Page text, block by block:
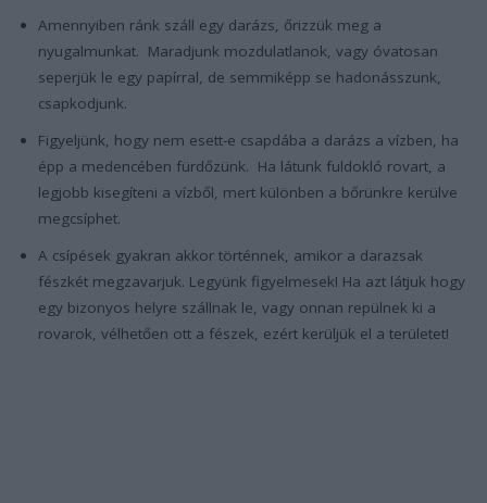
Amennyiben ránk száll egy darázs, őrizzük meg a
nyugalmunkat. Maradjunk mozdulatlanok, vagy óvatosan
seperjük le egy papírral, de semmiképp se hadonásszunk,
csapkodjunk.
Figyeljünk, hogy nem esett-e csapdába a darázs a vízben, ha
épp a medencében fürdőzünk. Ha látunk fuldokló rovart, a
legjobb kisegíteni a vízből, mert különben a bőrünkre kerülve
megcsíphet.
A csípések gyakran akkor történnek, amikor a darazsak
fészkét megzavarjuk. Legyünk figyelmesek! Ha azt látjuk hogy
egy bizonyos helyre szállnak le, vagy onnan repülnek ki a
rovarok, vélhetően ott a fészek, ezért kerüljük el a területet!